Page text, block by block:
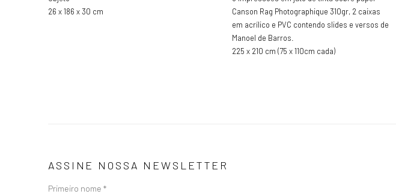
26 x 186 x 30 cm
Canson Rag Photographique 310gr, 2 caixas
em acrílico e PVC contendo slides e versos de
Manoel de Barros.
225 x 210 cm (75 x 110cm cada)
ASSINE NOSSA NEWSLETTER
Primeiro nome *